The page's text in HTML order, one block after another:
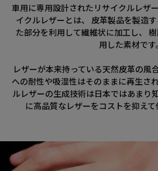
車用に専用設計されたリサイクルレザ
イクルレザーとは、 皮革製品を製造
た部分を利用して繊維状に加工し、
用した素材です。
レザーが本来持っている天然皮革の風
への耐性や吸湿性はそのままに再生さ
ルレザーの生成技術は日本ではあまり
に高品質なレザーをコストを抑えて